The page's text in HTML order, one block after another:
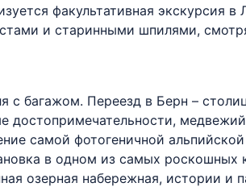
факультативная экскурсия
и старинными шпилями,
с багажом. Переезд в Берн –
достопримечательности,
самой фотогеничной
в одном из самых
озерная набережная, истории